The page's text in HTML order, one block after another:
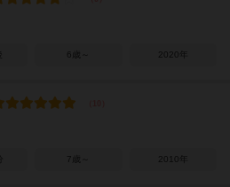
6歳～ 2020年
7歳～ 2010年